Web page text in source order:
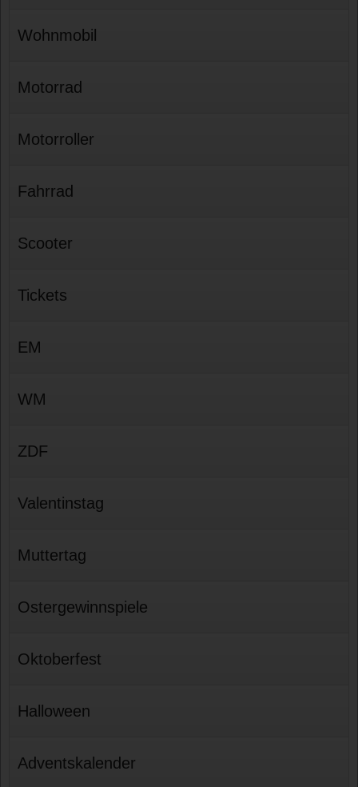
Wohnmobil
Motorrad
Motorroller
Fahrrad
Scooter
Tickets
EM
WM
ZDF
Valentinstag
Muttertag
Ostergewinnspiele
Oktoberfest
Halloween
Adventskalender